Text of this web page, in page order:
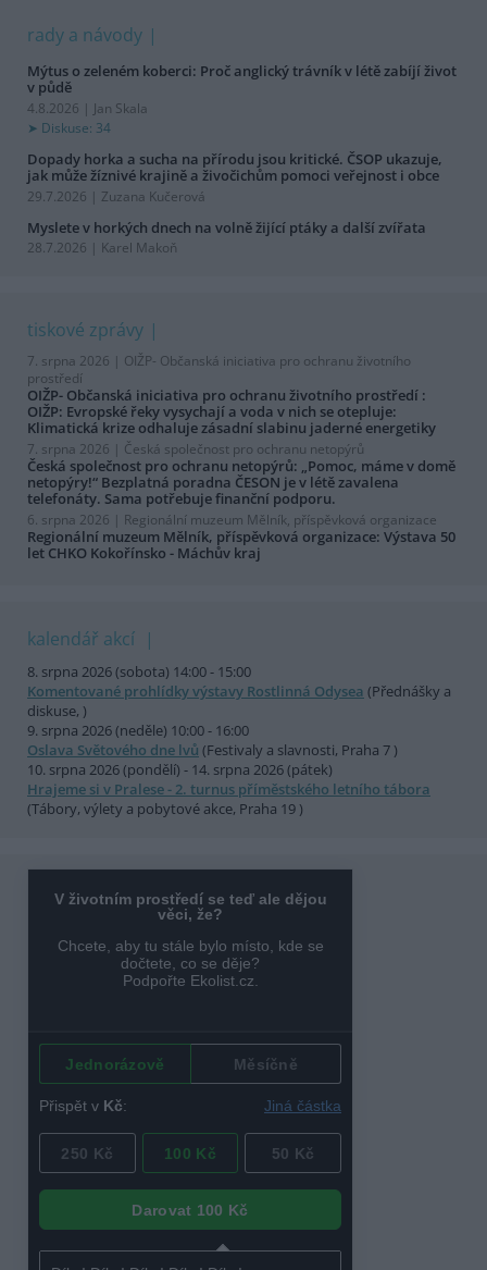
rady a návody
Mýtus o zeleném koberci: Proč anglický trávník v létě zabíjí život
v půdě
4.8.2026 | Jan Skala
Diskuse: 34
Dopady horka a sucha na přírodu jsou kritické. ČSOP ukazuje,
jak může žíznivé krajině a živočichům pomoci veřejnost i obce
29.7.2026 | Zuzana Kučerová
Myslete v horkých dnech na volně žijící ptáky a další zvířata
28.7.2026 | Karel Makoň
tiskové zprávy
7. srpna 2026 | OIŽP- Občanská iniciativa pro ochranu životního
prostředí
OIŽP- Občanská iniciativa pro ochranu životního prostředí :
OIŽP: Evropské řeky vysychají a voda v nich se otepluje:
Klimatická krize odhaluje zásadní slabinu jaderné energetiky
7. srpna 2026 | Česká společnost pro ochranu netopýrů
Česká společnost pro ochranu netopýrů: „Pomoc, máme v domě
netopýry!“ Bezplatná poradna ČESON je v létě zavalena
telefonáty. Sama potřebuje finanční podporu.
6. srpna 2026 | Regionální muzeum Mělník, příspěvková organizace
Regionální muzeum Mělník, příspěvková organizace: Výstava 50
let CHKO Kokořínsko - Máchův kraj
kalendář akcí
8. srpna 2026 (sobota) 14:00 - 15:00
Komentované prohlídky výstavy Rostlinná Odysea (Přednášky a
diskuse, )
9. srpna 2026 (neděle) 10:00 - 16:00
Oslava Světového dne lvů (Festivaly a slavnosti, Praha 7 )
10. srpna 2026 (pondělí) - 14. srpna 2026 (pátek)
Hrajeme si v Pralese - 2. turnus příměstského letního tábora
(Tábory, výlety a pobytové akce, Praha 19 )